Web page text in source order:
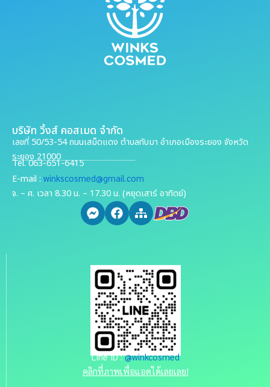
บริษัท วิ้งส์ คอสเมด จำกัด
เลขที่ 50/53-54 ถนนเสม็ดแดง ตำบลทับมา อำเภอเมืองระยอง จังหวัด
ระยอง 21000
Tel. 063-651-6415
E-mail : winkscosmed@gmail.com
จ. – ศ. เวลา 8.30 น. – 17.30 น. (หยุดเสาร์ อาทิตย์)
Line ID :@winkcosmed
คลิกที่ภาพเพื่อแอดได้เลยเลย!